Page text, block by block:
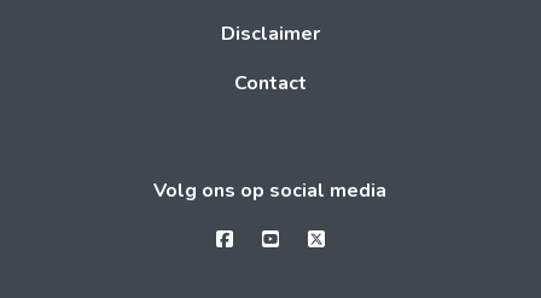
Disclaimer
Contact
Volg ons op social media